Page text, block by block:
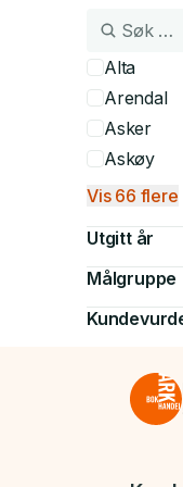
Alta
Arendal
Asker
Askøy
Vis 66 flere
Utgitt år
Målgruppe